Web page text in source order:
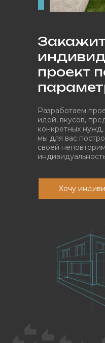
проект
Разработаем
идей, вкусов,
конкретных
мы для вас
своей
Хочу